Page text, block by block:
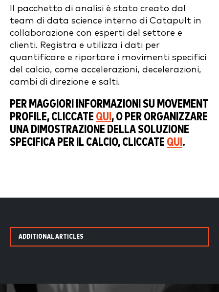
Il pacchetto di analisi è stato creato dal
team di data science interno di Catapult in
collaborazione con esperti del settore e
clienti. Registra e utilizza i dati per
quantificare e riportare i movimenti specifici
del calcio, come accelerazioni, decelerazioni,
cambi di direzione e salti.
PER MAGGIORI INFORMAZIONI SU MOVEMENT
PROFILE, CLICCATE QUI , O PER ORGANIZZARE
UNA DIMOSTRAZIONE DELLA SOLUZIONE
SPECIFICA PER IL CALCIO, CLICCATE QUI .
ADDITIONAL ARTICLES